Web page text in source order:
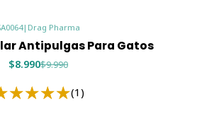
| Drag Pharma
Antipulgas Para Gatos
$8.990$9.990
(1)